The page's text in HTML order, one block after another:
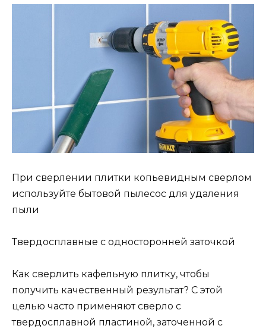
При сверлении плитки копьевидным сверлом
используйте бытовой пылесос для удаления
пыли
Твердосплавные с односторонней заточкой
Как сверлить кафельную плитку, чтобы
получить качественный результат? С этой
целью часто применяют сверло с
твердосплавной пластиной, заточенной с